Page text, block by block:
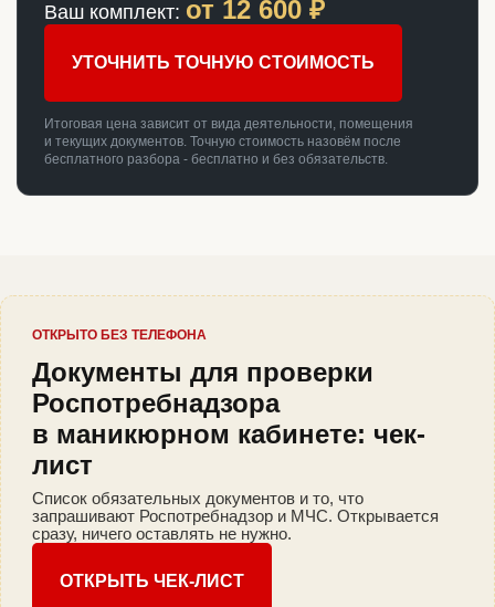
Ваш комплект: от 12 600 ₽
УТОЧНИТЬ ТОЧНУЮ СТОИМОСТЬ
Итоговая цена зависит от вида деятельности, помещения
и текущих документов. Точную стоимость назовём после
бесплатного разбора - бесплатно и без обязательств.
ОТКРЫТО БЕЗ ТЕЛЕФОНА
Документы для проверки
Роспотребнадзора
в маникюрном кабинете: чек-
лист
Список обязательных документов и то, что
запрашивают Роспотребнадзор и МЧС. Открывается
сразу, ничего оставлять не нужно.
ОТКРЫТЬ ЧЕК-ЛИСТ